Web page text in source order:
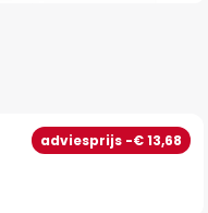
adviesprijs -€ 13,68